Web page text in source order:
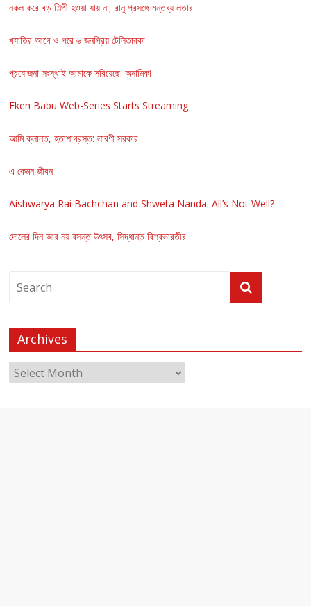
নকল করে বড় শিল্পী হওয়া যায় না, রানু প্রসঙ্গে মন্তব্য লতার
খ্যাতির আগে ও পরে ৬ জনপ্রিয় টেলিতারকা
প্রযোজনা সংস্থাই আমাকে সরিয়েছে: অনামিকা
Eken Babu Web-Series Starts Streaming
আমি ক্লান্ত, হতাশাগ্রস্ত: লাবণী সরকার
এ কেমন জীবন
Aishwarya Rai Bachchan and Shweta Nanda: All’s Not Well?
দোলের দিন আর নয় বসন্ত উৎসব, সিদ্ধান্ত বিশ্বভারতীর
Archives